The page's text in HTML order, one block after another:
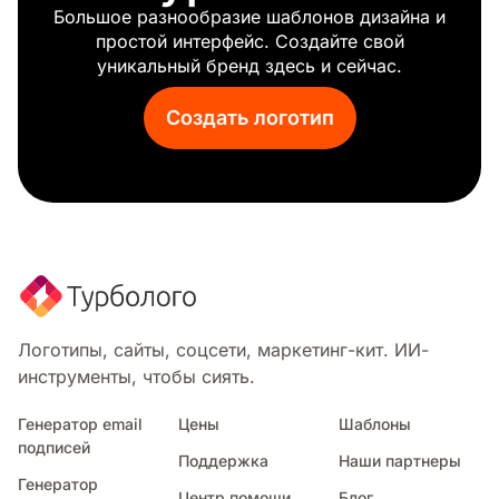
Лос-анджелес
Швейцария
Торонто
Большое разнообразие шаблонов дизайна и
простой интерфейс. Создайте свой
уникальный бренд здесь и сейчас.
Создать логотип
Логотипы, сайты, соцсети, маркетинг-кит. ИИ-
инструменты, чтобы сиять.
Генератор email
подписей
Генератор
Цены
Поддержка
Шаблоны
Наши партнеры